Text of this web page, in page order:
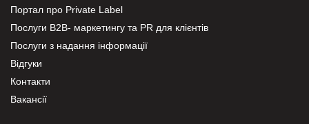
Портал про Private Label
Послуги В2В- маркетингу та PR для клієнтів
Послуги з надання інформації
Відгуки
Контакти
Вакансії